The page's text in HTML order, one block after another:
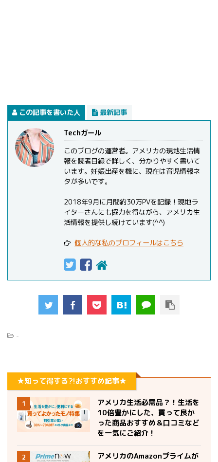
この記事を書いた人 最新記事
Techガール
このブログの運営者。アメリカの現地生活情
報を読者目線で詳しく、分かりやすく書いて
います。妊娠出産を機に、現在は育児情報ネ
タが多いです。
2018年9月に月間約30万PVを記録！現地ラ
イターさんにも協力を得ながら、アメリカ生
活情報を提供し続けています(^^)
個人的な私のプロフィールはこちら
-
★知って得する?!おすすめ記事★
1
アメリカ生活必需品？！生活を
10倍豊かにした、買って良か
った商品おすすめ＆口コミなど
を一気にご紹介！
2
アメリカのAmazonプライムが